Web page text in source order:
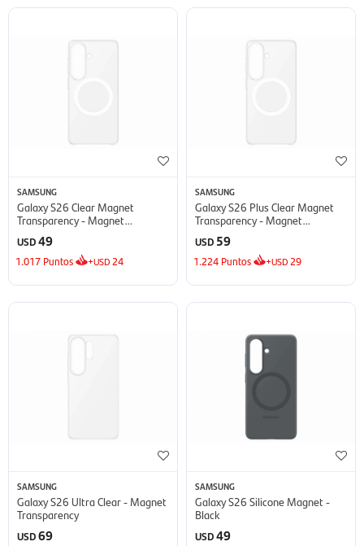
SAMSUNG
Galaxy S26 Clear Magnet
Transparency - Magnet
Transparency
USD49
1.017 Puntos +USD 24
SAMSUNG
Galaxy S26 Plus Clear Magnet
Transparency - Magnet
Transparency
USD 59
1.224 Puntos +USD 29
SAMSUNG
Galaxy S26 Ultra Clear - Magnet
Transparency
USD69
SAMSUNG
Galaxy S26 Silicone Magnet -
Black
USD49